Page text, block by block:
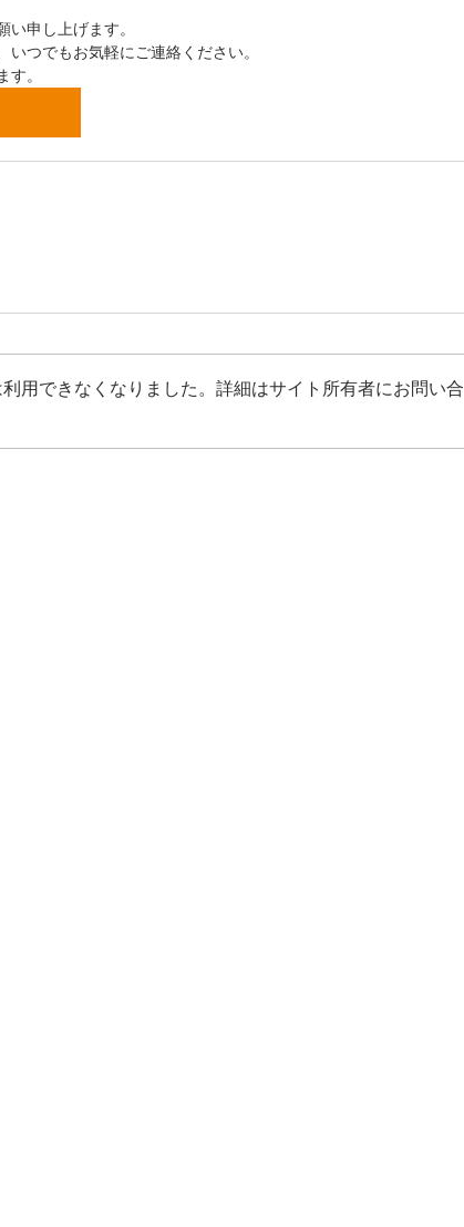
申し上げます。
つでもお気軽にご連絡ください。
。
用できなくなりました。詳細はサイト所有者にお問い合